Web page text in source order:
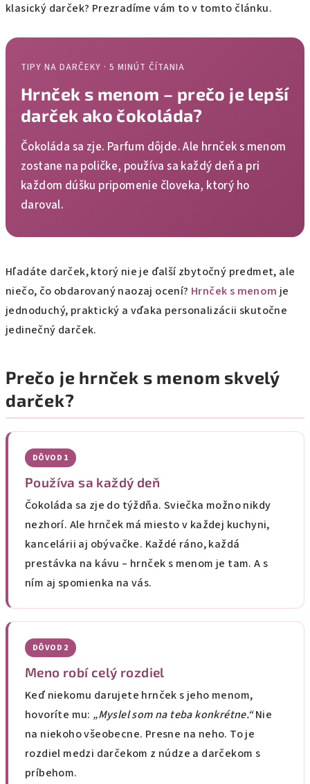
klasický darček? Prezradíme vám to v tomto článku.
TIPY NA DARČEKY · 5 MINÚT ČÍTANIA
Hrnček s menom – prečo je lepší
darček ako čokoláda?
Čokoláda sa zje. Parfum dôjde. Ale hrnček s menom
zostane na poličke, používa sa každý deň a pri
každom dúšku pripomenie človeka, ktorý ho
daroval.
Hľadáte darček, ktorý nie je ďalší zbytočný predmet, ale
niečo, čo obdarovaný naozaj ocení? Hrnček s menom je
jednoduchý, praktický a vďaka personalizácii skutočne
jedinečný darček.
Prečo je hrnček s menom skvelý
darček?
DÔVOD 1
Používa sa každý deň
Čokoláda sa zje do týždňa. Sviečka možno nikdy
nezhorí. Ale hrnček má miesto v každej kuchyni,
kancelárii aj obývačke. Každé ráno, každá
prestávka na kávu – hrnček s menom je tam. A s
ním aj spomienka na vás.
DÔVOD 2
Meno robí celý rozdiel
Keď niekomu darujete hrnček s jeho menom,
hovoríte mu: „Myslel som na teba konkrétne.“Nie
na niekoho všeobecne. Presne na neho. To je
rozdiel medzi darčekom z núdze a darčekom s
príbehom.